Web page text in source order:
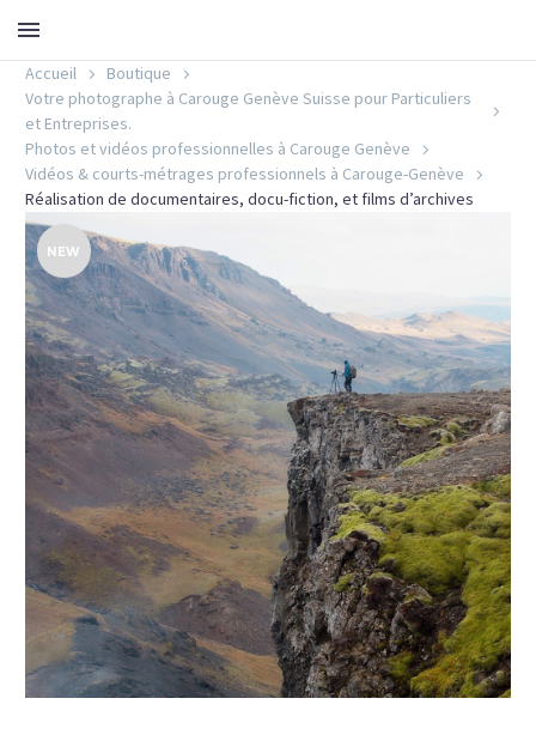
Accueil
Boutique
Votre photographe à Carouge Genève Suisse pour Particuliers
et Entreprises.
Photos et vidéos professionnelles à Carouge Genève
Vidéos & courts-métrages professionnels à Carouge-Genève
Réalisation de documentaires, docu-fiction, et films d’archives
NEW